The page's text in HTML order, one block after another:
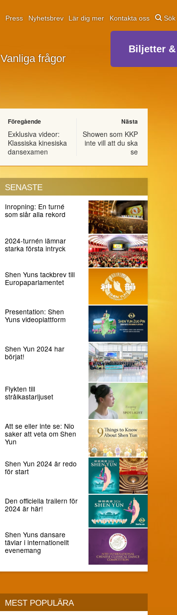
Vanliga frågor
Press Nyhetsbrev Lär dig mer Kontakta oss Sök
Biljetter
Föregående
Exklusiva videor:
Klassiska kinesiska
dansexamen
Nästa
Showen som KKP
inte vill att du ska
se
SENASTE
Inropning: En turné
som slår alla rekord
2024-turnén lämnar
starka första intryck
Shen Yuns tackbrev till
Europaparlamentet
Presentation: Shen
Yuns videoplattform
Shen Yun 2024 har
börjat!
Flykten till
strålkastarljuset
Att se eller inte se: Nio
saker att veta om Shen
Yun
Shen Yun 2024 är redo
för start
Den officiella trailern för
2024 är här!
Shen Yuns dansare
tävlar i internationellt
evenemang
MEST POPULÄRA